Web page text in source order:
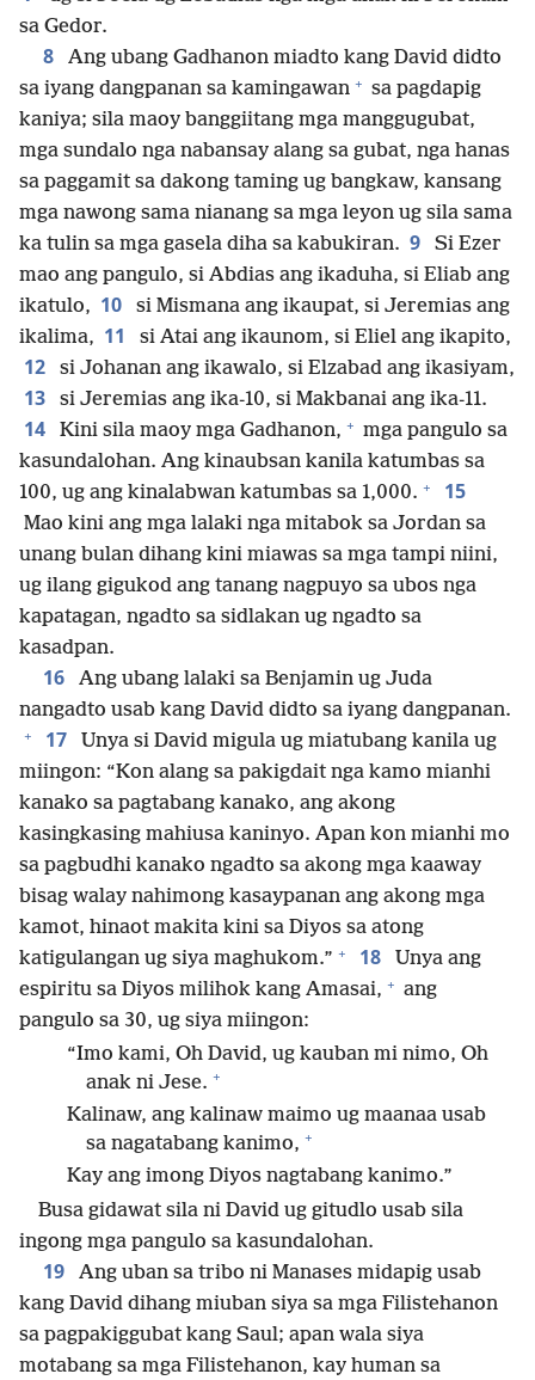
sa Gedor.
8
Ang ubang Gadhanon miadto kang David didto
sa iyang dangpanan sa kamingawan + sa pagdapig
kaniya; sila maoy banggiitang mga manggugubat,
mga sundalo nga nabansay alang sa gubat, nga hanas
sa paggamit sa dakong taming ug bangkaw, kansang
mga nawong sama nianang sa mga leyon ug sila sama
ka tulin sa mga gasela diha sa kabukiran. 9
Si Ezer
mao ang pangulo, si Abdias ang ikaduha, si Eliab ang
ikatulo, 10
si Mismana ang ikaupat, si Jeremias ang
ikalima, 11 si Atai ang ikaunom, si Eliel ang ikapito,
12 si Johanan ang ikawalo, si Elzabad ang ikasiyam,
13 si Jeremias ang ika-10, si Makbanai ang ika-11.
14 Kini sila maoy mga Gadhanon, + mga pangulo sa
kasundalohan. Ang kinaubsan kanila katumbas sa
100, ug ang kinalabwan katumbas sa 1,000. + 15
Mao kini ang mga lalaki nga mitabok sa Jordan sa
unang bulan dihang kini miawas sa mga tampi niini,
ug ilang gigukod ang tanang nagpuyo sa ubos nga
kapatagan, ngadto sa sidlakan ug ngadto sa
kasadpan.
16
Ang ubang lalaki sa Benjamin ug Juda
nangadto usab kang David didto sa iyang dangpanan.
+ 17
Unya si David migula ug miatubang kanila ug
miingon: “Kon alang sa pakigdait nga kamo mianhi
kanako sa pagtabang kanako, ang akong
kasingkasing mahiusa kaninyo. Apan kon mianhi mo
sa pagbudhi kanako ngadto sa akong mga kaaway
bisag walay nahimong kasaypanan ang akong mga
kamot, hinaot makita kini sa Diyos sa atong
katigulangan ug siya maghukom.” + 18
Unya ang
espiritu sa Diyos milihok kang Amasai, + ang
pangulo sa 30, ug siya miingon:
“Imo kami, Oh David, ug kauban mi nimo, Oh
anak ni Jese. +
Kalinaw, ang kalinaw maimo ug maanaa usab
sa nagatabang kanimo, +
Kay ang imong Diyos nagtabang kanimo.”
Busa gidawat sila ni David ug gitudlo usab sila
ingong mga pangulo sa kasundalohan.
19
Ang uban sa tribo ni Manases midapig usab
kang David dihang miuban siya sa mga Filistehanon
sa pagpakiggubat kang Saul; apan wala siya
motabang sa mga Filistehanon, kay human sa